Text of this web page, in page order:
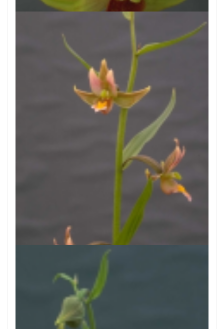
Wespenorchis
Epipactis 'Sabine'